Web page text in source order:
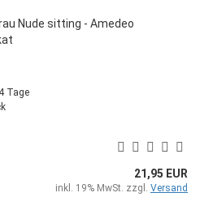
Nude sitting - Amedeo
Tage
21,95 EUR
inkl. 19% MwSt. zzgl. Versand